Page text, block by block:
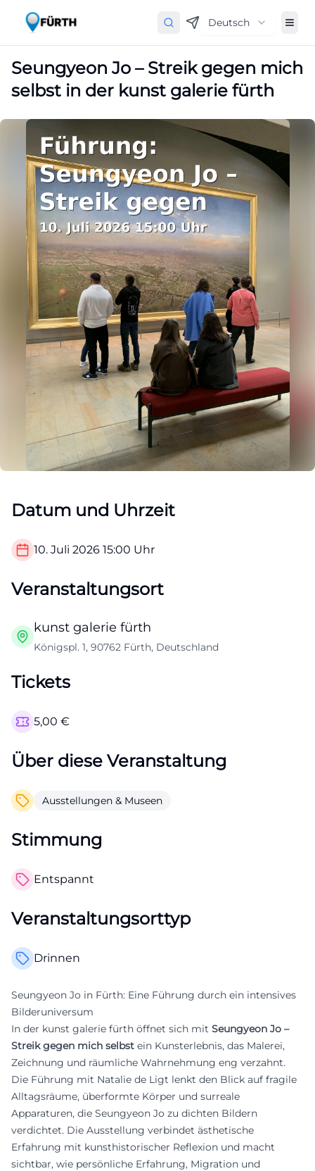
Deutsch
Seungyeon Jo – Streik gegen mich
selbst in der kunst galerie fürth
Datum und Uhrzeit
10. Juli 2026 15:00 Uhr
Veranstaltungsort
kunst galerie fürth
Königspl. 1, 90762 Fürth, Deutschland
Tickets
5,00 €
Über diese Veranstaltung
Ausstellungen & Museen
Stimmung
Entspannt
Veranstaltungsorttyp
Drinnen
Seungyeon Jo in Fürth: Eine Führung durch ein intensives
Bilderuniversum
In der kunst galerie fürth öffnet sich mit Seungyeon Jo –
Streik gegen mich selbst ein Kunsterlebnis, das Malerei,
Zeichnung und räumliche Wahrnehmung eng verzahnt.
Die Führung mit Natalie de Ligt lenkt den Blick auf fragile
Alltagsräume, überformte Körper und surreale
Apparaturen, die Seungyeon Jo zu dichten Bildern
verdichtet. Die Ausstellung verbindet ästhetische
Erfahrung mit kunsthistorischer Reflexion und macht
sichtbar, wie persönliche Erfahrung, Migration und